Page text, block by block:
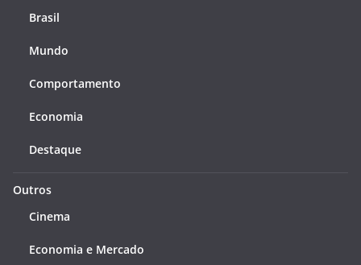
Brasil
Mundo
Comportamento
Economia
Destaque
Outros
Cinema
Economia e Mercado